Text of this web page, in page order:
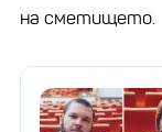
на сметището.